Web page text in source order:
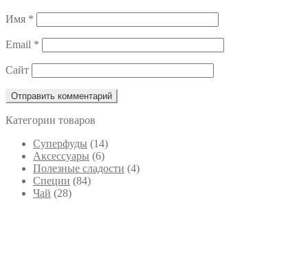
Имя *
Email *
Сайт
Категории товаров
Cуперфуды (14)
Аксессуары (6)
Полезные сладости (4)
Специи (84)
Чай (28)